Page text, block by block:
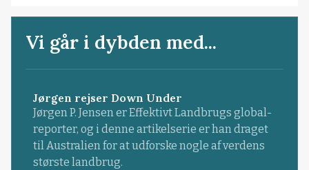
Vi går i dybden med...
Jørgen rejser Down Under
Jørgen P. Jensen er Effektivt Landbrugs global-
reporter, og i denne artikelserie er han draget
til Australien for at udforske nogle af verdens
største landbrug.